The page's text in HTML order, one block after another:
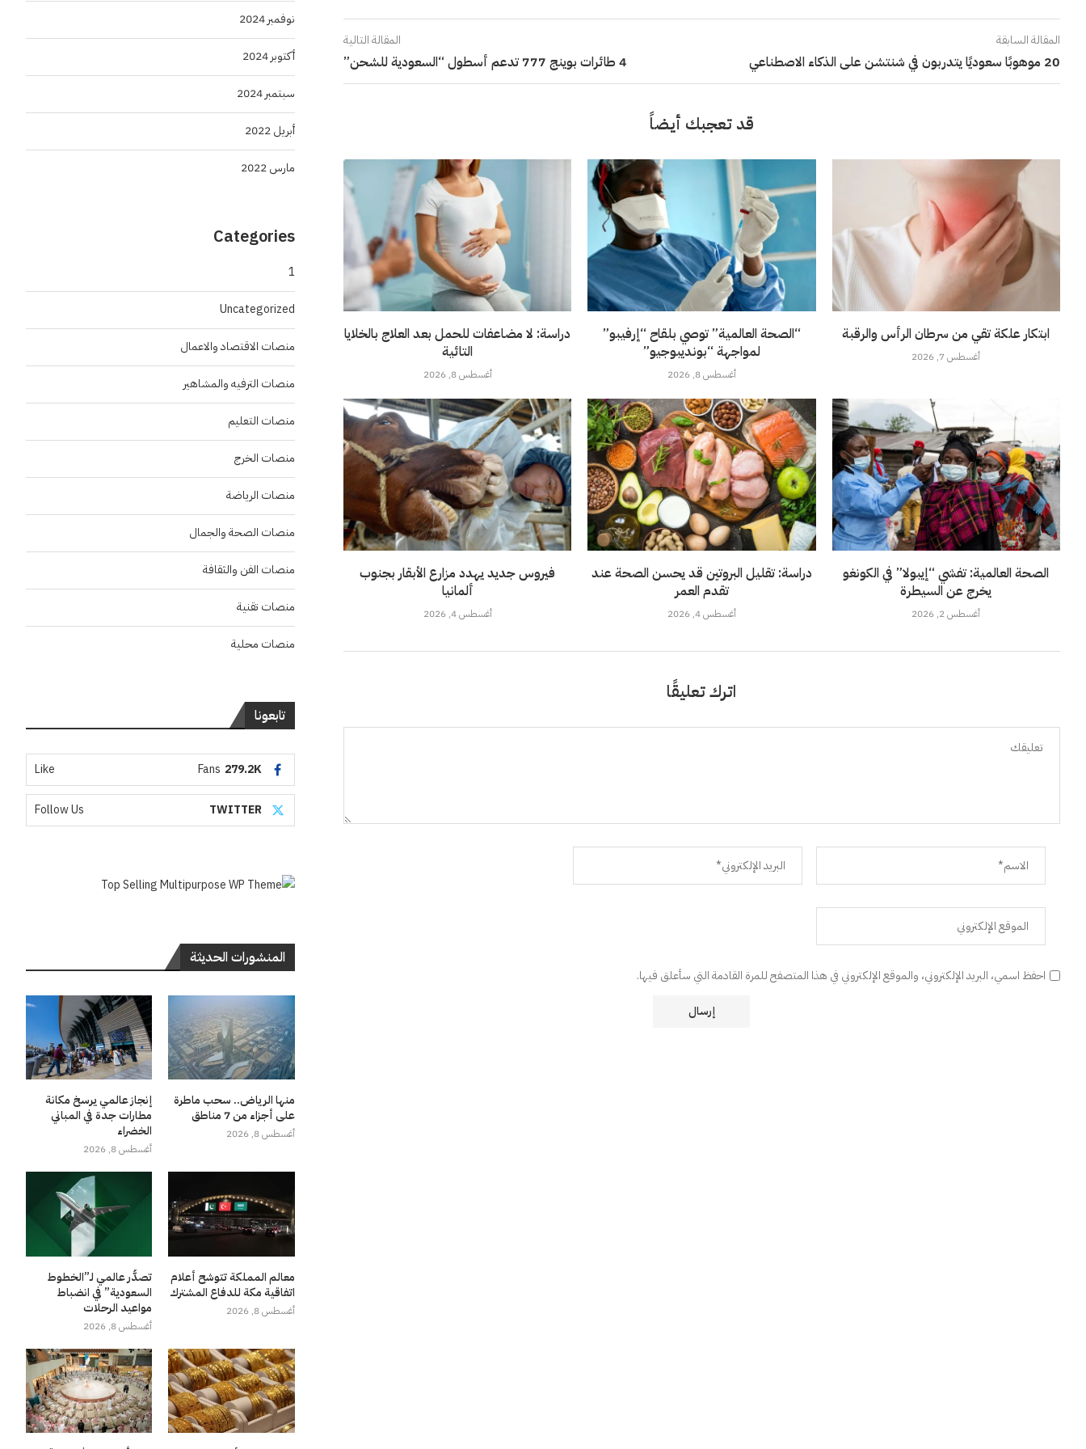
المقالة السابقة
20 موهوبًا سعوديًا يتدربون في شنتشن على الذكاء الاصطناعي
المقالة التالية
4 طائرات بوينج 777 تدعم أسطول “السعودية للشحن”
قد تعجبك أيضاً
دراسة: لا مضاعفات للحمل بعد العلاج بالخلايا
التائية
أغسطس 8, 2026
“الصحة العالمية” توصي بلقاح “إرفيبو”
لمواجهة “بونديبوجيو”
أغسطس 8, 2026
ابتكار علكة تقي من سرطان الرأس والرقبة
أغسطس 7, 2026
فيروس جديد يهدد مزارع الأبقار بجنوب
ألمانيا
أغسطس 4, 2026
دراسة: تقليل البروتين قد يحسن الصحة عند
تقدم العمر
أغسطس 4, 2026
الصحة العالمية: تفشي “إيبولا” في الكونغو
يخرج عن السيطرة
أغسطس 2, 2026
اترك تعليقًا
احفظ اسمي، البريد الإلكتروني، والموقع الإلكتروني في هذا المتصفح للمرة القادمة التي سأعلق فيها.
نوفمبر 2024
أكتوبر 2024
سبتمبر 2024
أبريل 2022
مارس 2022
Categories
1
Uncategorized
منصات الاقتصاد والاعمال
منصات الترفيه والمشاهير
منصات التعليم
منصات الخرج
منصات الرياضة
منصات الصحة والجمال
منصات الفن والثقافة
منصات تقنية
منصات محلية
تابعونا
279.2K
Fans
Like
TWITTER
Follow Us
المنشورات الحديثة
منها الرياض.. سحب ماطرة
على أجزاء من 7 مناطق
أغسطس 8, 2026
إنجاز عالمي يرسخ مكانة
مطارات جدة في المباني
الخضراء
أغسطس 8, 2026
معالم المملكة تتوشح أعلام
اتفاقية مكة للدفاع المشترك
أغسطس 8, 2026
تصدُّر عالمي لـ”الخطوط
السعودية” في انضباط
مواعيد الرحلات
أغسطس 8, 2026